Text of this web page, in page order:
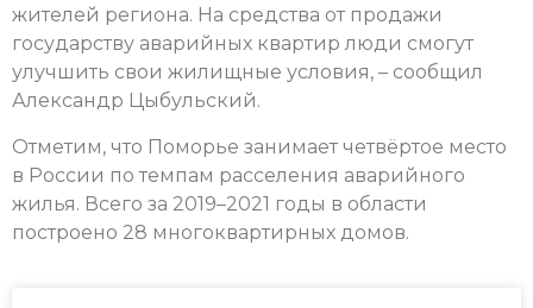
жителей региона. На средства от продажи
государству аварийных квартир люди смогут
улучшить свои жилищные условия, – сообщил
Александр Цыбульский.
Отметим, что Поморье занимает четвёртое место
в России по темпам расселения аварийного
жилья. Всего за 2019–2021 годы в области
построено 28 многоквартирных домов.